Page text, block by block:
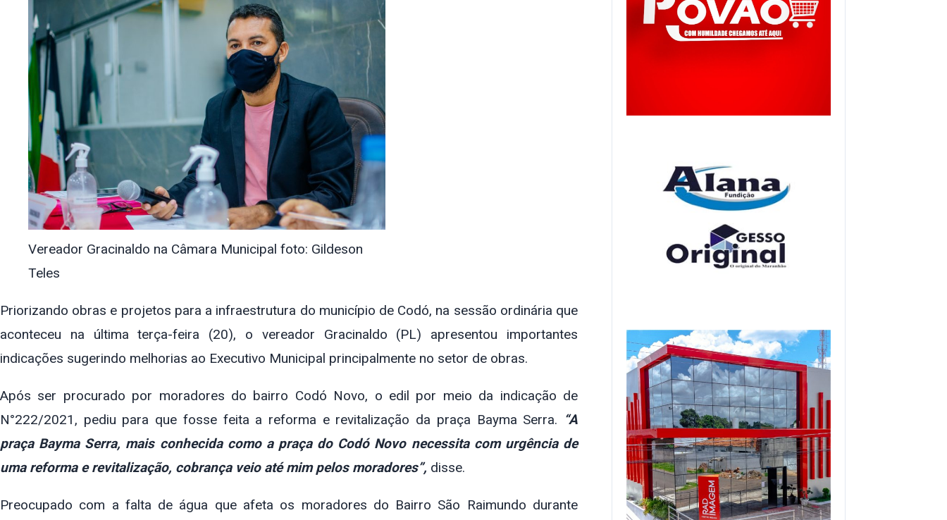
Vereador Gracinaldo na Câmara Municipal foto: Gildeson
Teles
Priorizando obras e projetos para a infraestrutura do município de Codó, na sessão ordinária que
aconteceu na última terça-feira (20), o vereador Gracinaldo (PL) apresentou importantes
indicações sugerindo melhorias ao Executivo Municipal principalmente no setor de obras.
Após ser procurado por moradores do bairro Codó Novo, o edil por meio da indicação de
N°222/2021, pediu para que fosse feita a reforma e revitalização da praça Bayma Serra. “A
praça Bayma Serra, mais conhecida como a praça do Codó Novo necessita com urgência de
uma reforma e revitalização, cobrança veio até mim pelos moradores”, disse.
Preocupado com a falta de água que afeta os moradores do Bairro São Raimundo durante